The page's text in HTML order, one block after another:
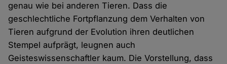
genau wie bei anderen Tieren. Dass die
geschlechtliche Fortpflanzung dem Verhalten von
Tieren aufgrund der Evolution ihren deutlichen
Stempel aufprägt, leugnen auch
Geisteswissenschaftler kaum. Die Vorstellung, dass